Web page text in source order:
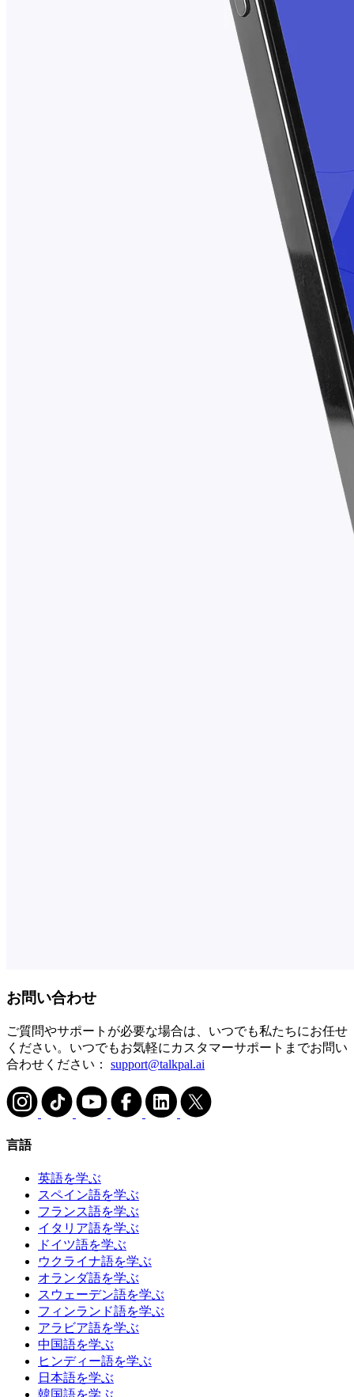
お問い合わせ
ご質問やサポートが必要な場合は、いつでも私たちにお任せ
ください。いつでもお気軽にカスタマーサポートまでお問い
合わせください： support@talkpal.ai
言語
英語を学ぶ
スペイン語を学ぶ
フランス語を学ぶ
イタリア語を学ぶ
ドイツ語を学ぶ
ウクライナ語を学ぶ
オランダ語を学ぶ
スウェーデン語を学ぶ
フィンランド語を学ぶ
アラビア語を学ぶ
中国語を学ぶ
ヒンディー語を学ぶ
日本語を学ぶ
韓国語を学ぶ